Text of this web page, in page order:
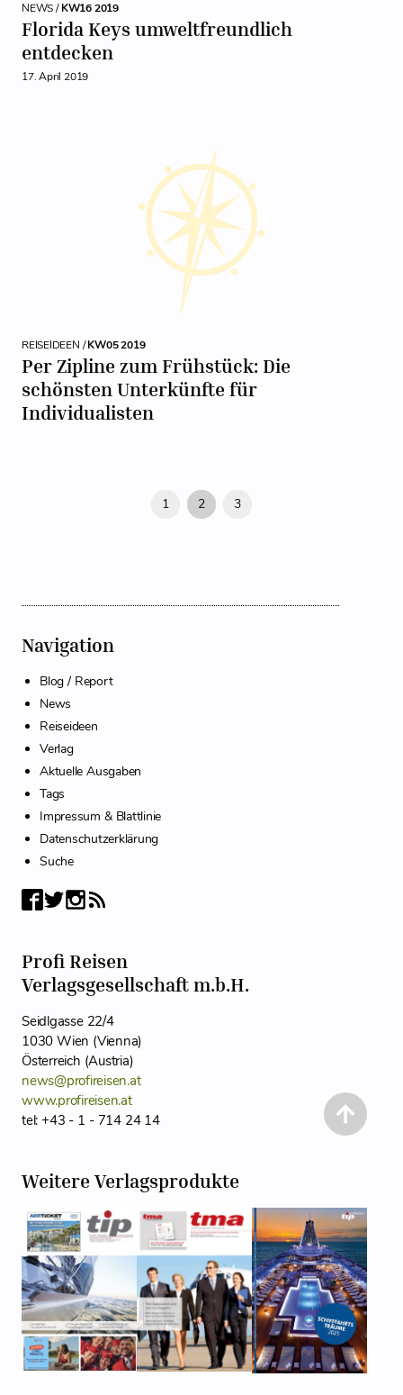
NEWS /KW16 2019
Florida Keys umweltfreundlich
entdecken
17. April 2019
REISEIDEEN /KW05 2019
Per Zipline zum Frühstück: Die
schönsten Unterkünfte für
Individualisten
1 2 3
Navigation
Blog / Report
News
Reiseideen
Verlag
Aktuelle Ausgaben
Tags
Impressum & Blattlinie
Datenschutzerklärung
Suche
Profi Reisen
Verlagsgesellschaft m.b.H.
Seidlgasse 22/4
1030 Wien (Vienna)
Österreich (Austria)
news@profireisen.at
www.profireisen.at
tel: +43 - 1 - 714 24 14
Weitere Verlagsprodukte